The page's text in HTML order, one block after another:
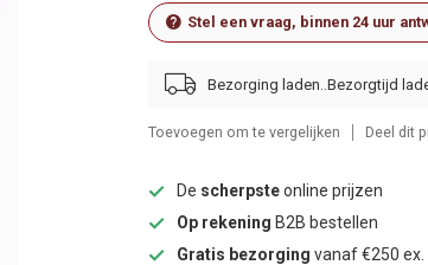
Stel een vraag, binnen 24 uur
Bezorging laden..
Toevoegen om te vergelijken Deel dit
De scherpsteonline prijzen
Op rekening B2B bestellen
Gratis bezorging vanaf €250 ex.